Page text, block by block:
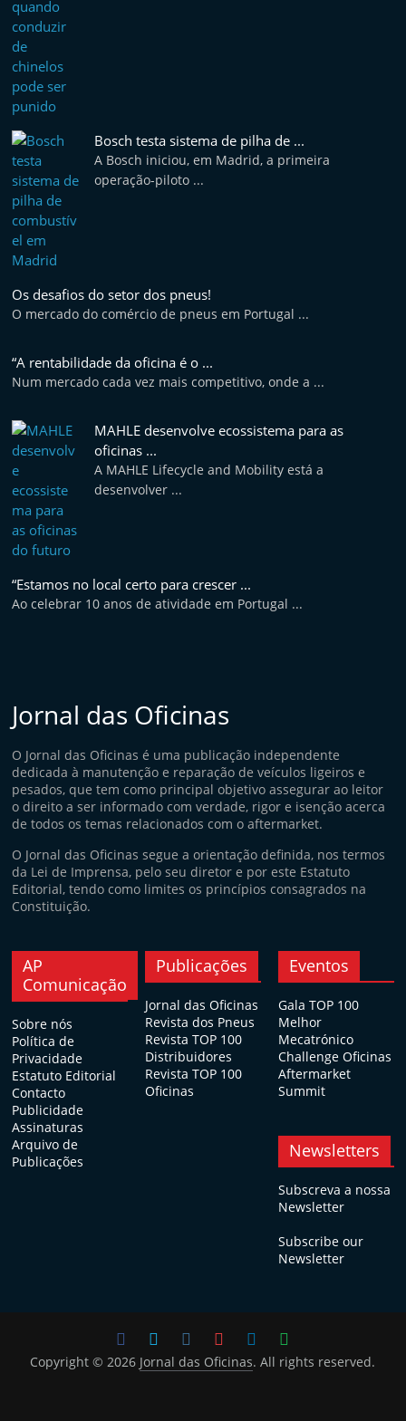
Bosch testa sistema de pilha de ...
A Bosch iniciou, em Madrid, a primeira
operação-piloto ...
Os desafios do setor dos pneus!
O mercado do comércio de pneus em Portugal ...
“A rentabilidade da oficina é o ...
Num mercado cada vez mais competitivo, onde a ...
MAHLE desenvolve ecossistema para as
oficinas ...
A MAHLE Lifecycle and Mobility está a
desenvolver ...
“Estamos no local certo para crescer ...
Ao celebrar 10 anos de atividade em Portugal ...
Jornal das Oficinas
O Jornal das Oficinas é uma publicação independente
dedicada à manutenção e reparação de veículos ligeiros e
pesados, que tem como principal objetivo assegurar ao leitor
o direito a ser informado com verdade, rigor e isenção acerca
de todos os temas relacionados com o aftermarket.
O Jornal das Oficinas segue a orientação definida, nos termos
da Lei de Imprensa, pelo seu diretor e por este Estatuto
Editorial, tendo como limites os princípios consagrados na
Constituição.
AP
Comunicação
Sobre nós
Política de
Privacidade
Estatuto Editorial
Contacto
Publicidade
Assinaturas
Arquivo de
Publicações
Publicações
Jornal das Oficinas
Revista dos Pneus
Revista TOP 100
Distribuidores
Revista TOP 100
Oficinas
Eventos
Gala TOP 100
Melhor
Mecatrónico
Challenge Oficinas
Aftermarket
Summit
Newsletters
Subscreva a nossa
Newsletter
Subscribe our
Newsletter
Copyright © 2026 Jornal das Oficinas. All rights reserved.